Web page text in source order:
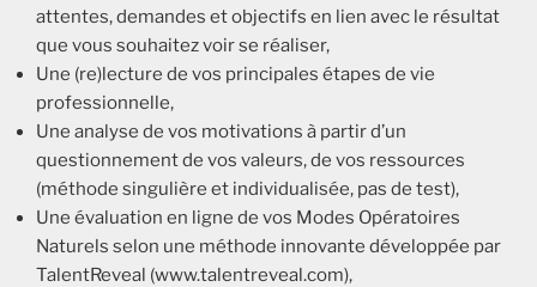
attentes, demandes et objectifs en lien avec le résultat
que vous souhaitez voir se réaliser,
Une (re)lecture de vos principales étapes de vie
professionnelle,
Une analyse de vos motivations à partir d’un
questionnement de vos valeurs, de vos ressources
(méthode singulière et individualisée, pas de test),
Une évaluation en ligne de vos Modes Opératoires
Naturels selon une méthode innovante développée par
TalentReveal (www.talentreveal.com),